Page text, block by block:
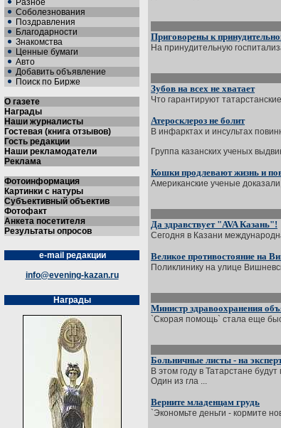
Разное
Соболезнования
Поздравления
Благодарности
Знакомства
Ценные бумаги
Авто
Добавить объявление
Поиск по Бирже
О газете
Награды
Наши журналисты
Гостевая (книга отзывов)
Гость редакции
Наши рекламодатели
Реклама
Фотоинформация
Картинки с натуры
Субъективный объектив
Фотофакт
Анкета посетителя
Результаты опросов
e-mail редакции
info@evening-kazan.ru
Награды
Приговорены к
На принудительную
Зубов на всех не хватает
Что гарантируют
Атеросклероз не болит
В инфарктах и инсультах
Группа казанских ученых
Кошки продлевают жизнь и
Американские ученые
Да здравствует "AVA Казань"!
Сегодня в Казани
Великое противостояние на
Поликлинику на улице
Министр здравоохранения
`Скорая помощь` стала еще
Больничные листы - на
В этом году в Татарстане
Один из гла ...
Верните младенцам грудь
`Экономьте деньги - кормите